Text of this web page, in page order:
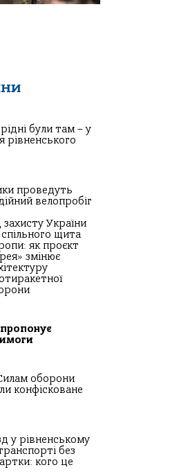
були там – у
рівненського
проведуть
велопробіг
захисту України
щита
як проєкт
змінює
оборони
конфісковане
у рівненському
без
кого це